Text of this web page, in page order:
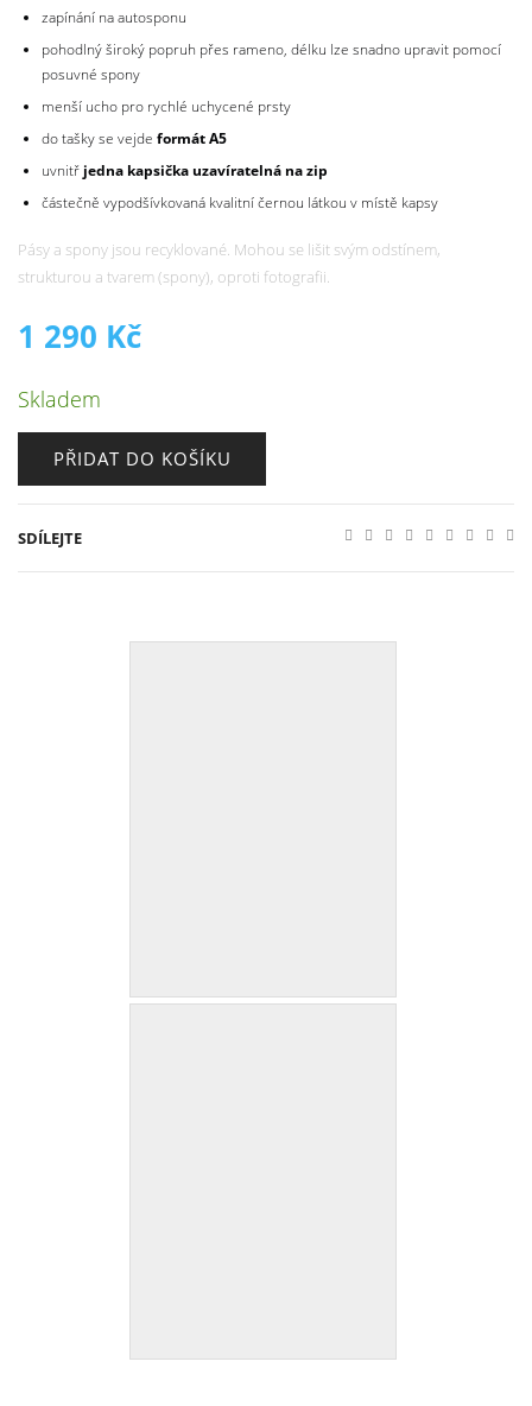
zapínání na autosponu
pohodlný široký popruh přes rameno, délku lze snadno upravit pomocí
posuvné spony
menší ucho pro rychlé uchycené prsty
do tašky se vejde formát A5
uvnitř jedna kapsička uzavíratelná na zip
částečně vypodšívkovaná kvalitní černou látkou v místě kapsy
Pásy a spony jsou recyklované. Mohou se lišit svým odstínem,
strukturou a tvarem (spony), oproti fotografii.
1 290 Kč
Skladem
PŘIDAT DO KOŠÍKU
SDÍLEJTE